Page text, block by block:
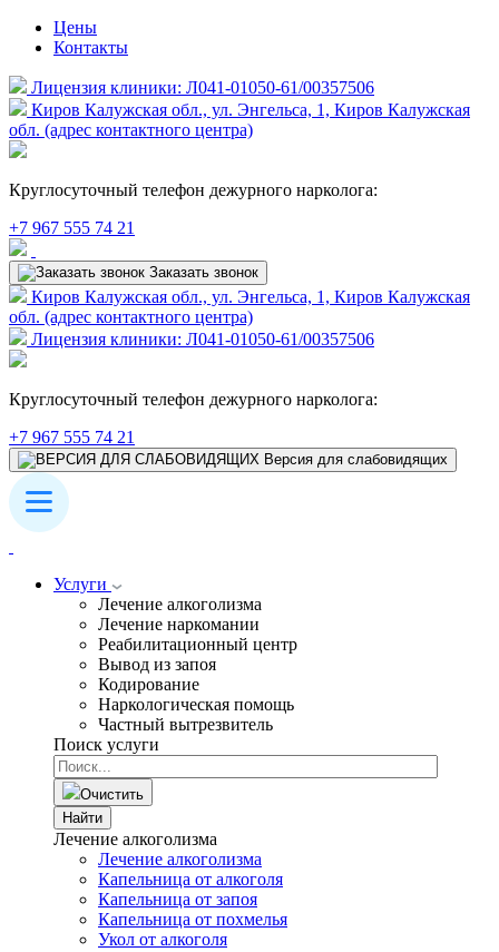
Цены
Контакты
Лицензия клиники: Л041-01050-61/00357506
Киров Калужская обл., ул. Энгельса, 1, Киров Калужская
обл. (адрес контактного центра)
Круглосуточный телефон дежурного нарколога:
+7 967 555 74 21
Заказать звонок
Киров Калужская обл., ул. Энгельса, 1, Киров Калужская
обл. (адрес контактного центра)
Лицензия клиники: Л041-01050-61/00357506
Круглосуточный телефон дежурного нарколога:
+7 967 555 74 21
Версия для слабовидящих
Услуги
Лечение алкоголизма
Лечение наркомании
Реабилитационный центр
Вывод из запоя
Кодирование
Наркологическая помощь
Частный вытрезвитель
Поиск услуги
Очистить
Найти
Лечение алкоголизма
Лечение алкоголизма
Капельница от алкоголя
Капельница от запоя
Капельница от похмелья
Укол от алкоголя